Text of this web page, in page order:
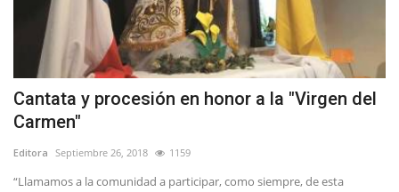
Cantata y procesión en honor a la "Virgen del
Carmen"
Editora Septiembre 26, 2018 1159
“Llamamos a la comunidad a participar, como siempre, de esta